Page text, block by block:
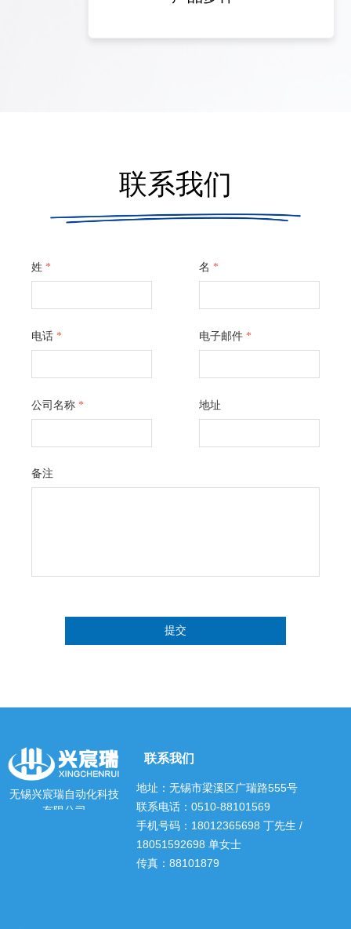
联系我们
姓 * 名 *
电话 * 电子邮件 *
公司名称 * 地址
备注
提交
无锡兴宸瑞自动化科技
有限公司
联系我们
地址：无锡市梁溪区广瑞路555号
联系电话：0510-88101569
手机号码：18012365698 丁先生 /
18051592698 单女士
传真：88101879